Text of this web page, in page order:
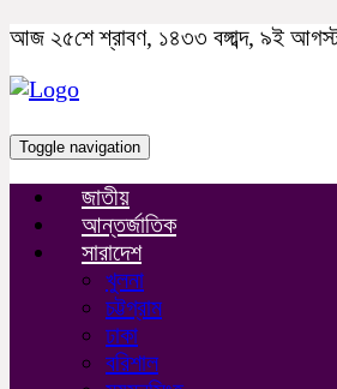
আজ ২৫শে শ্রাবণ, ১৪৩৩ বঙ্গাব্দ, ৯ই
Toggle navigation
জাতীয়
আন্তর্জাতিক
সারাদেশ
খুলনা
চট্টগ্রাম
ঢাকা
বরিশাল